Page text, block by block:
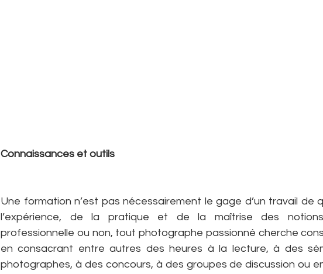
Connaissances et outils
Une formation n’est pas nécessairement le gage d’un travail de
l’expérience, de la pratique et de la maîtrise des notions
professionnelle ou non, tout photographe passionné cherche
en consacrant entre autres des heures à la lecture, à des
photographes, à des concours, à des groupes de discussion ou